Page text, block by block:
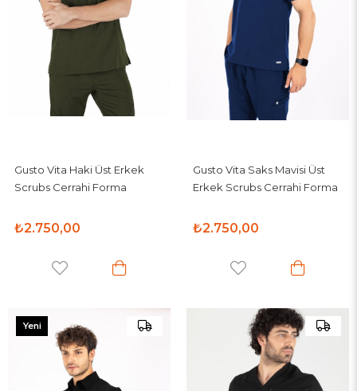
Gusto Vita Haki Üst Erkek
Scrubs Cerrahi Forma
₺2.750,00
Gusto Vita Saks Mavisi Üst
Erkek Scrubs Cerrahi Forma
₺2.750,00
Yeni